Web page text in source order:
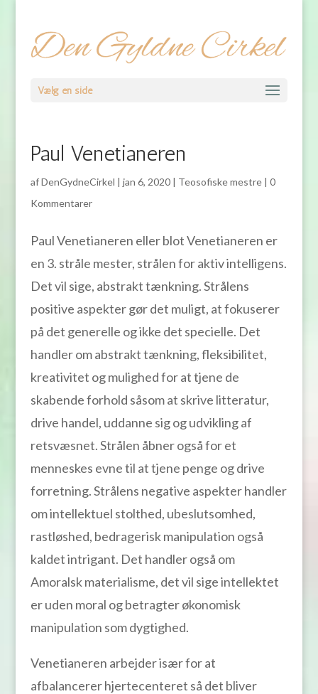
Vælg en side
Paul Venetianeren
afDenGydneCirkel | jan 6, 2020| Teosofiske mestre| 0
Kommentarer
Paul Venetianeren eller blot Venetianeren er
en 3. stråle mester, strålen for aktiv intelligens.
Det vil sige, abstrakt tænkning. Strålens
positive aspekter gør det muligt, at fokuserer
på det generelle og ikke det specielle. Det
handler om abstrakt tænkning, fleksibilitet,
kreativitet og mulighed for at tjene de
skabende forhold såsom at skrive litteratur,
drive handel, uddanne sig og udvikling af
retsvæsnet. Strålen åbner også for et
menneskes evne til at tjene penge og drive
forretning. Strålens negative aspekter handler
om intellektuel stolthed, ubeslutsomhed,
rastløshed, bedragerisk manipulation også
kaldet intrigant. Det handler også om
Amoralsk materialisme, det vil sige intellektet
er uden moral og betragter økonomisk
manipulation som dygtighed.
Venetianeren arbejder især for at
afbalancerer hjertecenteret så det bliver